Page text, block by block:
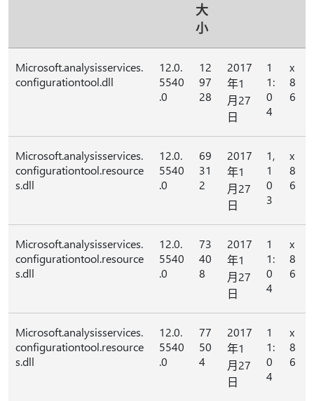
大
小
Microsoft.analysisservices.
configurationtool.dll
12.0.
5540
.0
12
97
28
2017
年1
月27
日
1
1:
0
4
x
8
6
Microsoft.analysisservices.
configurationtool.resource
s.dll
12.0.
5540
.0
69
31
2
2017
年1
月27
日
1,
1
0
3
x
8
6
Microsoft.analysisservices.
configurationtool.resource
s.dll
12.0.
5540
.0
73
40
8
2017
年1
月27
日
1
1:
0
4
x
8
6
Microsoft.analysisservices.
configurationtool.resource
s.dll
12.0.
5540
.0
77
50
4
2017
年1
月27
日
1
1:
0
4
x
8
6